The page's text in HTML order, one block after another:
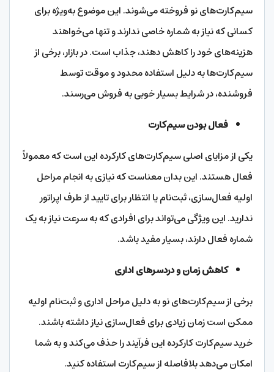
سیم‌کارت‌های نو فروخته می‌شوند. این موضوع به‌ویژه برای
کسانی که نیاز به شماره خاصی ندارند و تنها می‌خواهند
هزینه‌های خود را کاهش دهند، جذاب است. در بازار، برخی از
سیم‌کارت‌ها به دلیل استفاده محدود و موقت توسط
فروشنده، در شرایط بسیار خوبی به فروش می‌رسند.
فعال بودن سیم‌کارت
یکی از مزایای اصلی سیم‌کارت‌های کارکرده این است که معمولاً
فعال هستند. این بدان معناست که نیازی به انجام مراحل
اولیه فعال‌سازی، ثبت‌نام یا انتظار برای تایید از طرف اپراتور
ندارید. این ویژگی می‌تواند برای افرادی که به سرعت نیاز به یک
شماره فعال دارند، بسیار مفید باشد.
کاهش زمان و دردسرهای اداری
برخی از سیم‌کارت‌های نو به دلیل مراحل اداری و ثبت‌نام اولیه
ممکن است زمان زیادی برای فعال‌سازی نیاز داشته باشند.
خرید سیم‌کارت کارکرده این فرآیند را حذف می‌کند و به شما
امکان می‌دهد بلافاصله از سیم‌کارت استفاده کنید.